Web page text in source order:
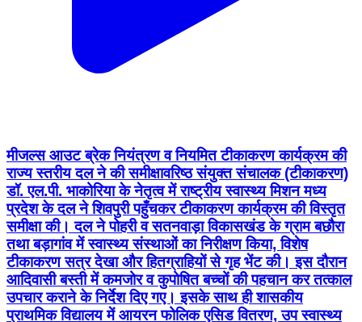
मीजल्स आउट ब्रेक नियंत्रण व नियमित टीकाकरण कार्यक्रम की
राज्य स्तरीय दल ने की समीक्षा ​वरिष्ठ संयुक्त संचालक (टीकाकरण)
डॉ. एल.पी. भाकोरिया के नेतृत्व में राष्ट्रीय स्वास्थ्य मिशन मध्य
प्रदेश के दल ने शिवपुरी पहुँचकर टीकाकरण कार्यक्रम की विस्तृत
समीक्षा की। दल ने पोहरी व सतनवाड़ा विकासखंड के ग्राम बछौरा
तथा बड़ागांव में स्वास्थ्य संस्थाओं का निरीक्षण किया, विशेष
टीकाकरण सत्र देखा और हितग्राहियों से गृह भेंट की। इस दौरान
आदिवासी बस्ती में कमजोर व कुपोषित बच्चों की पहचान कर तत्काल
उपचार कराने के निर्देश दिए गए। इसके साथ ही शासकीय
प्राथमिक विद्यालय में आयरन फोलिक एसिड वितरण, उप स्वास्थ्य